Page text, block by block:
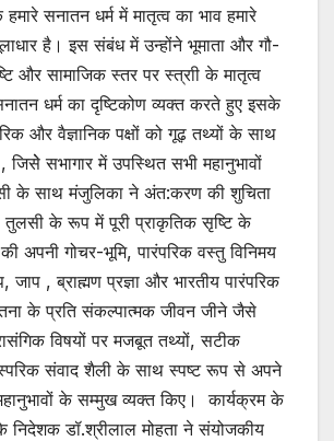
सनातन धर्म में मातृत्व का भाव हमारे
है। इस संबंध में उन्होंने भूमाता और गौ-
और सामाजिक स्तर पर स्त्राी के मातृत्व
धर्म का दृष्टिकोण व्यक्त करते हुए इसके
और वैज्ञानिक पक्षों को गूढ़ तथ्यों के साथ
जिसेे सभागार में उपस्थित सभी महानुभावों
के साथ मंजुलिका ने अंत:करण की शुचिता
तुलसी के रूप में पूरी प्राकृतिक सृष्टि के
अपनी गोचर-भूमि, पारंपरिक वस्तु विनिमय
जाप , ब्राह्मण प्रज्ञा और भारतीय पारंपरिक
के प्रति संकल्पात्मक जीवन जीने जैसे
विषयों पर मजबूत तथ्यों, सटीक
संवाद शैली के साथ स्पष्ट रूप से अपने
के सम्मुख व्यक्त किए। कार्यक्रम के
निदेशक डॉ.श्रीलाल मोहता ने संयोजकीय